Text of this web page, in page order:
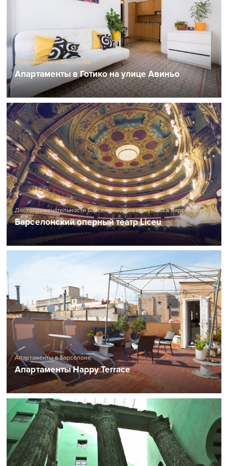
Апартаменты в Барселоне
Апартаменты в Готико на улице Авиньо
Достопримечательности Барселоны,Живая музыка в Барселоне
Барселонский оперный театр Liceu
Апартаменты в Барселоне
Апартаменты Happy Terrace